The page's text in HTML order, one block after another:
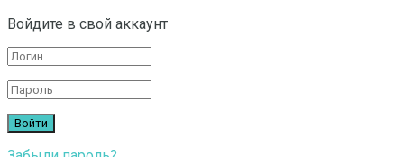
Войдите в свой аккаунт